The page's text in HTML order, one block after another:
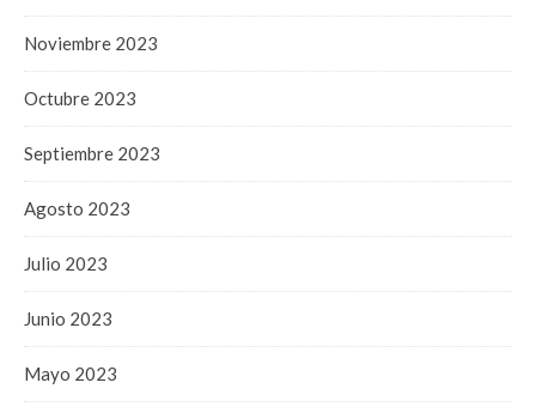
Noviembre 2023
Octubre 2023
Septiembre 2023
Agosto 2023
Julio 2023
Junio 2023
Mayo 2023